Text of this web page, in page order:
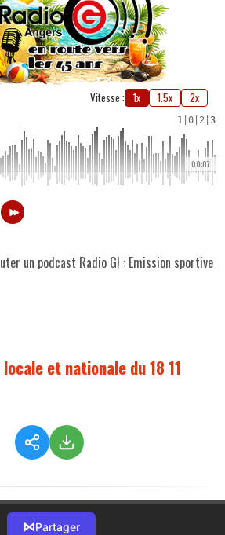
Vitesse : 1x 1.5x 2x
1 0 2 3
00:07
un podcast Radio G! : Emission sportive
et nationale du 18 11
⋈Partager